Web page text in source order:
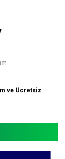
ve Ücretsiz